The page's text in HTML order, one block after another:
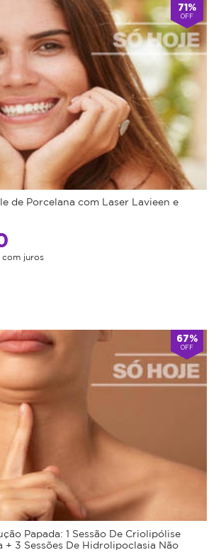
71%
OFF
de Porcelana com Laser Lavieen e
com juros
67%
OFF
Papada: 1 Sessão De Criolipólise
+ 3 Sessões De Hidrolipoclasia Não